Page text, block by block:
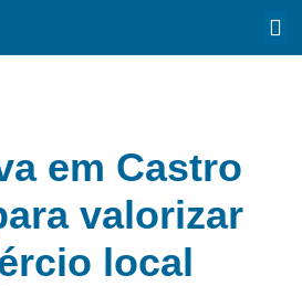
em Castro
valorizar
local